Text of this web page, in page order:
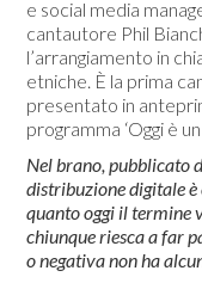
e social media
cantautore Phil
l’arrangiamento in
etniche. È la prima
presentato in
programma ‘Oggi è
Nel brano, pubblicato
distribuzione digitale è
quanto oggi il termine
chiunque riesca a far
o negativa non ha